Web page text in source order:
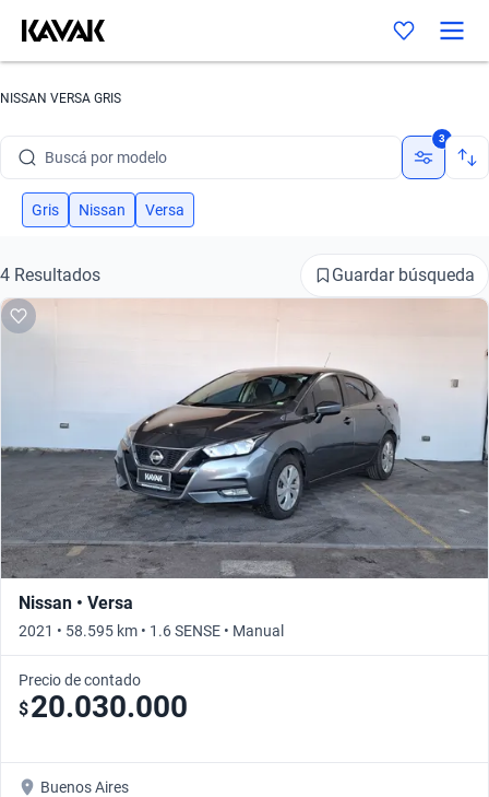
NISSAN VERSA GRIS
Buscá por marca
Buscá por modelo
Buscá por versión
Buscá por marca
Buscá por año
3
Gris Nissan Versa
4 Resultados Guardar búsqueda
Nissan • Versa
2021 • 58.595 km • 1.6 SENSE • Manual
Precio de contado
$20.030.000
Buenos Aires